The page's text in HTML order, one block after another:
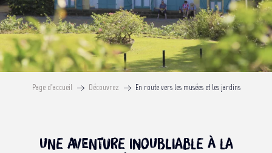
Page d’accueil Découvrez En route vers les musées et les jardins
Une aventure inoubliable à La